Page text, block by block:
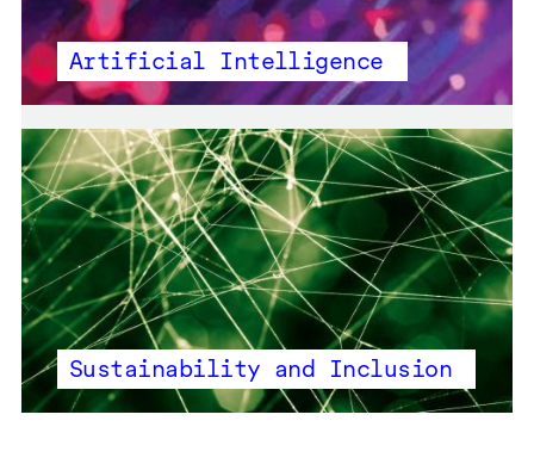
Artificial Intelligence
Sustainability and Inclusion